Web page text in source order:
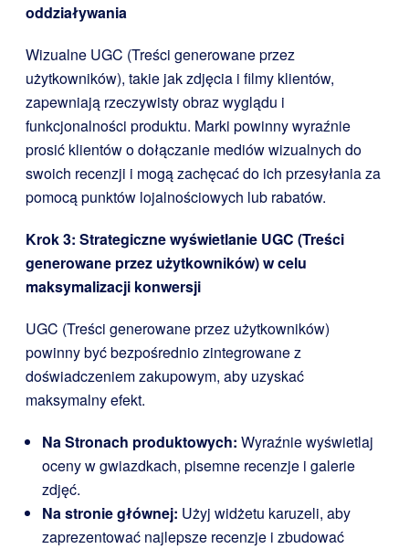
oddziaływania
Wizualne UGC (Treści generowane przez
użytkowników), takie jak zdjęcia i filmy klientów,
zapewniają rzeczywisty obraz wyglądu i
funkcjonalności produktu. Marki powinny wyraźnie
prosić klientów o dołączanie mediów wizualnych do
swoich recenzji i mogą zachęcać do ich przesyłania za
pomocą punktów lojalnościowych lub rabatów.
Krok 3: Strategiczne wyświetlanie UGC (Treści
generowane przez użytkowników) w celu
maksymalizacji konwersji
UGC (Treści generowane przez użytkowników)
powinny być bezpośrednio zintegrowane z
doświadczeniem zakupowym, aby uzyskać
maksymalny efekt.
Na Stronach produktowych: Wyraźnie wyświetlaj
oceny w gwiazdkach, pisemne recenzje i galerie
zdjęć.
Na stronie głównej: Użyj widżetu karuzeli, aby
zaprezentować najlepsze recenzje i zbudować